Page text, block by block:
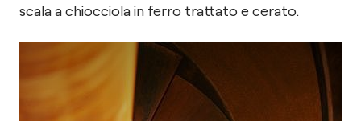
scala a chiocciola in ferro trattato e cerato.